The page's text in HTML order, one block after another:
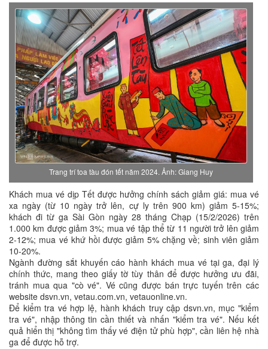
Trang trí toa tàu đón tết năm 2024. Ảnh: Giang Huy
Khách mua vé dịp Tết được hưởng chính sách giảm giá: mua vé
xa ngày (từ 10 ngày trở lên, cự ly trên 900 km) giảm 5-15%;
khách đi từ ga Sài Gòn ngày 28 tháng Chạp (15/2/2026) trên
1.000 km được giảm 3%; mua vé tập thể từ 11 người trở lên giảm
2-12%; mua vé khứ hồi được giảm 5% chặng về; sinh viên giảm
10-20%.
Ngành đường sắt khuyến cáo hành khách mua vé tại ga, đại lý
chính thức, mang theo giấy tờ tùy thân để được hưởng ưu đãi,
tránh mua qua "cò vé". Vé cũng được bán trực tuyến trên các
website dsvn.vn, vetau.com.vn, vetauonline.vn.
Để kiểm tra vé hợp lệ, hành khách truy cập dsvn.vn, mục "kiểm
tra vé", nhập thông tin cần thiết và nhấn "kiểm tra vé". Nếu kết
quả hiển thị "không tìm thấy vé điện tử phù hợp", cần liên hệ nhà
ga để được hỗ trợ.